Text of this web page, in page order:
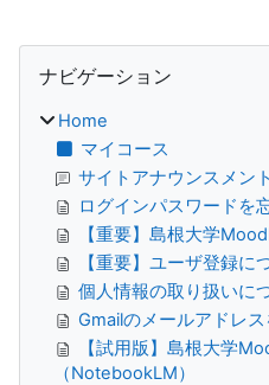
ブロック
ナビゲーション
Home
マイコース
サイトアナウンスメント
ログインパスワードを
【重要】島根大学
【重要】ユーザ登録に
個人情報の取り扱いに
Gmailのメールアドレ
【試用版】島根大学
（NotebookLM）